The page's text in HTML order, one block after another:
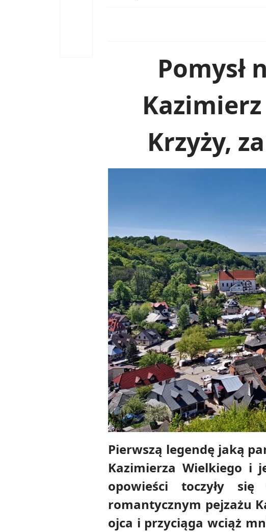
Pomysł
Kazimierz
Krzyży,
Pierwszą legendę jaką
Kazimierza Wielkiego i
opowieści toczyły
romantycznym pejzażu
ojca i przyciąga wciąż